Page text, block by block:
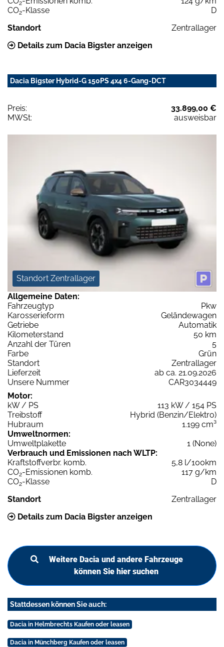
2
CO2-Klasse
D
Standort
Zentrallager
Details zum Dacia Bigster anzeigen
Dacia Bigster Hybrid-G 150PS 4x4 6-Gang-DCT
Preis:
33.899,00 €
MWSt:
ausweisbar
Standort Zentrallager
Allgemeine Daten:
Fahrzeugtyp
Pkw
Karosserieform
Geländewagen
Getriebe
Automatik
Kilometerstand
50 km
Anzahl der Türen
5
Farbe
Grün
Standort
Zentrallager
Lieferzeit
ab ca. 21.09.2026
Unsere Nummer
CAR3034449
Motor:
kW / PS
113 kW / 154 PS
Treibstoff
Hybrid (Benzin/Elektro)
Hubraum
1.199 cm³
Umweltnormen:
Umweltplakette
1 (None)
Verbrauch und Emissionen nach WLTP:
Kraftstoffverbr. komb.
5,8 l/100km
CO2-Emissionen komb.
117 g/km
CO2-Klasse
D
Standort
Zentrallager
Details zum Dacia Bigster anzeigen
Weitere Dacia und andere Fahrzeuge
können Sie hier suchen
Stattdessen können Sie auch:
Dacia in Helmbrechts Kaufen oder leasen
Dacia in Münchberg Kaufen oder leasen